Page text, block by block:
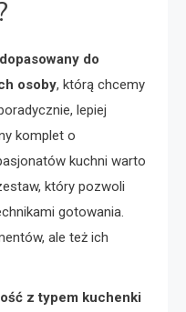
dopasowany do
osoby, którą chcemy
lepiej
komplet o
kuchni warto
który pozwoli
gotowania.
ale też ich
z typem kuchenki